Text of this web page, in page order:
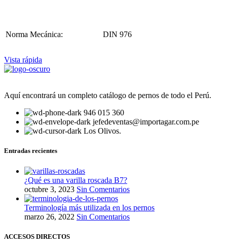
Norma Mecánica: DIN 976
Vista rápida
Aquí encontrará un completo catálogo de pernos de todo el Perú.
946 015 360
jefedeventas@importagar.com.pe
Los Olivos.
Entradas recientes
¿Qué es una varilla roscada B7?
octubre 3, 2023 Sin Comentarios
Terminología más utilizada en los pernos
marzo 26, 2022 Sin Comentarios
ACCESOS DIRECTOS